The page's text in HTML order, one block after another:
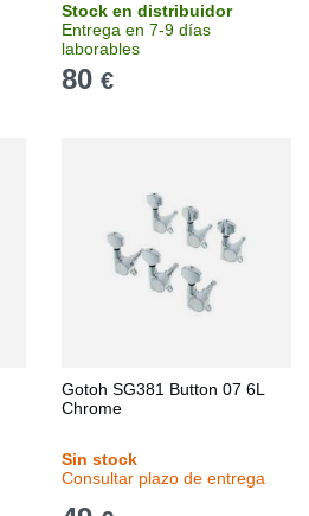
Stock en distribuidor
Entrega en 7-9 días
laborables
80 €
Gotoh SG381 Button 07 6L
Chrome
Sin stock
Consultar plazo de entrega